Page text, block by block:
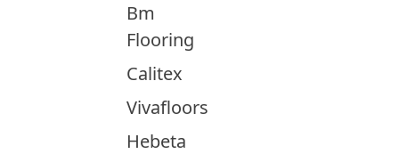
Bm
Flooring
Calitex
Vivafloors
Hebeta